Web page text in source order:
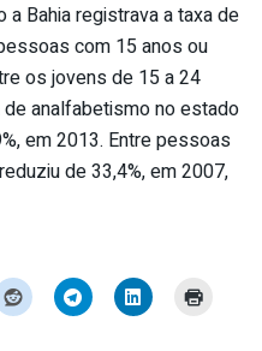
a Bahia registrava a taxa de
com 15 anos ou
os jovens de 15 a 24
de analfabetismo no estado
em 2013. Entre pessoas
de 33,4%, em 2007,